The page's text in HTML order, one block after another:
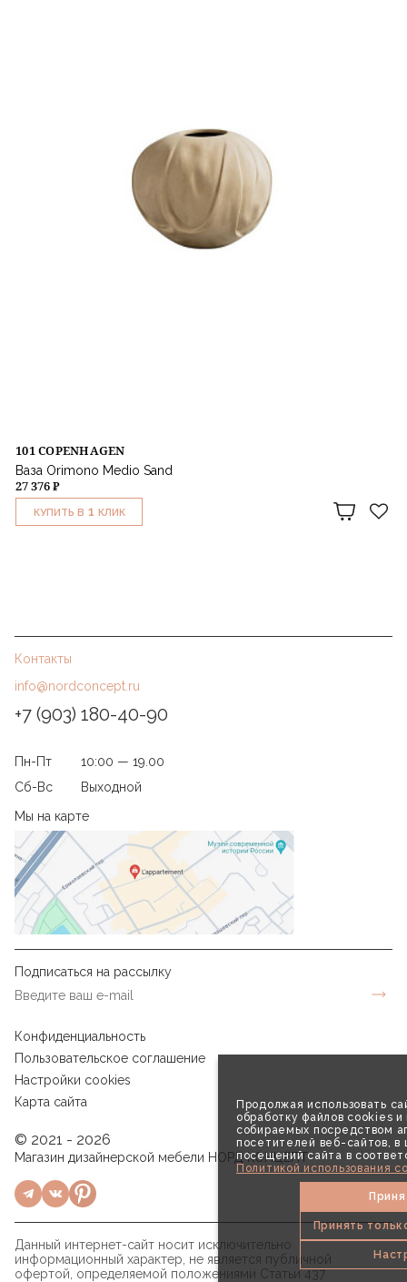
Продолжая использовать
обработку файлов cookies и
собираемых посредством
посетителей веб-сайтов, в
посещений сайта в
Политикой использования
Принять
101 COPENHAGEN
Ваза Orimono Medio Sand
27 376 ₽
КУПИТЬ В 1 КЛИК
Контакты
info@nordconcept.ru
+7 (903) 180-40-90
Пн-Пт
10:00 — 19.00
Сб-Вс
Выходной
Мы на карте
Подписаться на рассылку
Конфиденциальность
Пользовательское соглашение
Настройки cookies
Карта сайта
© 2021 - 2026
Магазин дизайнерской мебели НОРД КОНЦЕПТ
Данный интернет-сайт носит исключительно
информационный характер, не является публичной
офертой, определяемой положениями Статьи 437